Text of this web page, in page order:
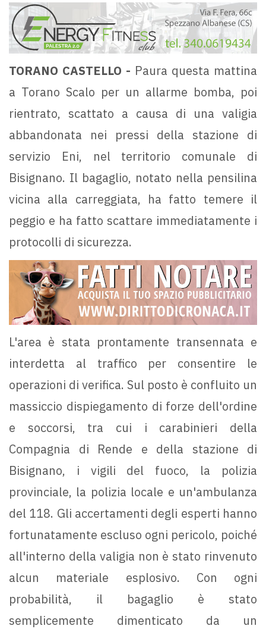
TORANO CASTELLO - Paura questa mattina
a Torano Scalo per un allarme bomba, poi
rientrato, scattato a causa di una valigia
abbandonata nei pressi della stazione di
servizio Eni, nel territorio comunale di
Bisignano. Il bagaglio, notato nella pensilina
vicina alla carreggiata, ha fatto temere il
peggio e ha fatto scattare immediatamente i
protocolli di sicurezza.
L'area è stata prontamente transennata e
interdetta al traffico per consentire le
operazioni di verifica. Sul posto è confluito un
massiccio dispiegamento di forze dell'ordine
e soccorsi, tra cui i carabinieri della
Compagnia di Rende e della stazione di
Bisignano, i vigili del fuoco, la polizia
provinciale, la polizia locale e un'ambulanza
del 118. Gli accertamenti degli esperti hanno
fortunatamente escluso ogni pericolo, poiché
all'interno della valigia non è stato rinvenuto
alcun materiale esplosivo. Con ogni
probabilità, il bagaglio è stato
semplicemente dimenticato da un